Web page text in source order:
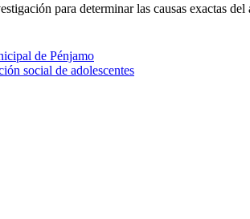
para determinar las causas exactas
de Pénjamo
social de adolescentes